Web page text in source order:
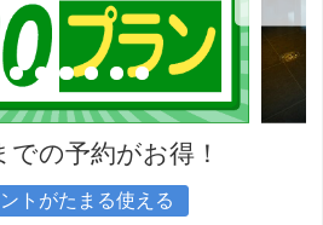
での予約がお得！
トがたまる使える